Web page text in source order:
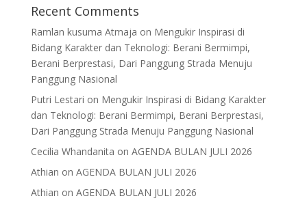
Recent Comments
Ramlan kusuma Atmaja on Mengukir Inspirasi di
Bidang Karakter dan Teknologi: Berani Bermimpi,
Berani Berprestasi, Dari Panggung Strada Menuju
Panggung Nasional
Putri Lestari on Mengukir Inspirasi di Bidang Karakter
dan Teknologi: Berani Bermimpi, Berani Berprestasi,
Dari Panggung Strada Menuju Panggung Nasional
Cecilia Whandanita on AGENDA BULAN JULI 2026
Athian on AGENDA BULAN JULI 2026
Athian on AGENDA BULAN JULI 2026